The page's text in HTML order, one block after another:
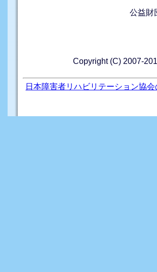
公益財
Copyright (C) 2007-
日本障害者リハビリテーション協